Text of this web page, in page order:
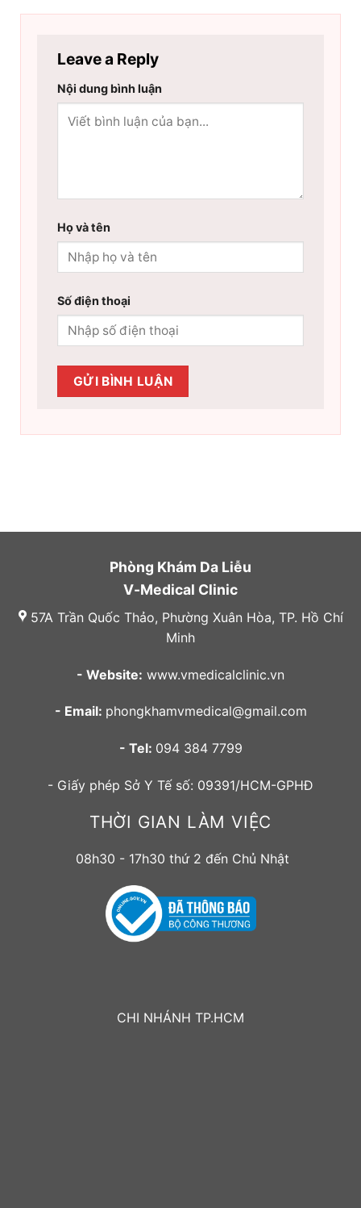
Leave a Reply
Nội dung bình luận
Họ và tên
Số điện thoại
Phòng Khám Da Liễu
V-Medical Clinic
57A Trần Quốc Thảo, Phường Xuân Hòa, TP. Hồ Chí
Minh
- Website: www.vmedicalclinic.vn
- Email: phongkhamvmedical@gmail.com
- Tel: 094 384 7799
- Giấy phép Sở Y Tế số: 09391/HCM-GPHĐ
THỜI GIAN LÀM VIỆC
08h30 - 17h30 thứ 2 đến Chủ Nhật
CHI NHÁNH TP.HCM